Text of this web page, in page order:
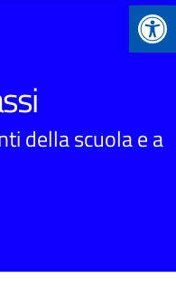
della scuola e a